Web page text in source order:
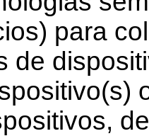
para
de